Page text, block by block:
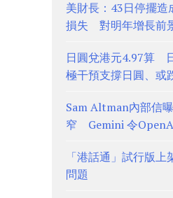
美財長：43日停擺
損失 對明年增長前
日圓兌港元4.97算
極干預支撐日圓、或
Sam Altman內部信
窄 Gemini 令
「港話通」試行版
問題